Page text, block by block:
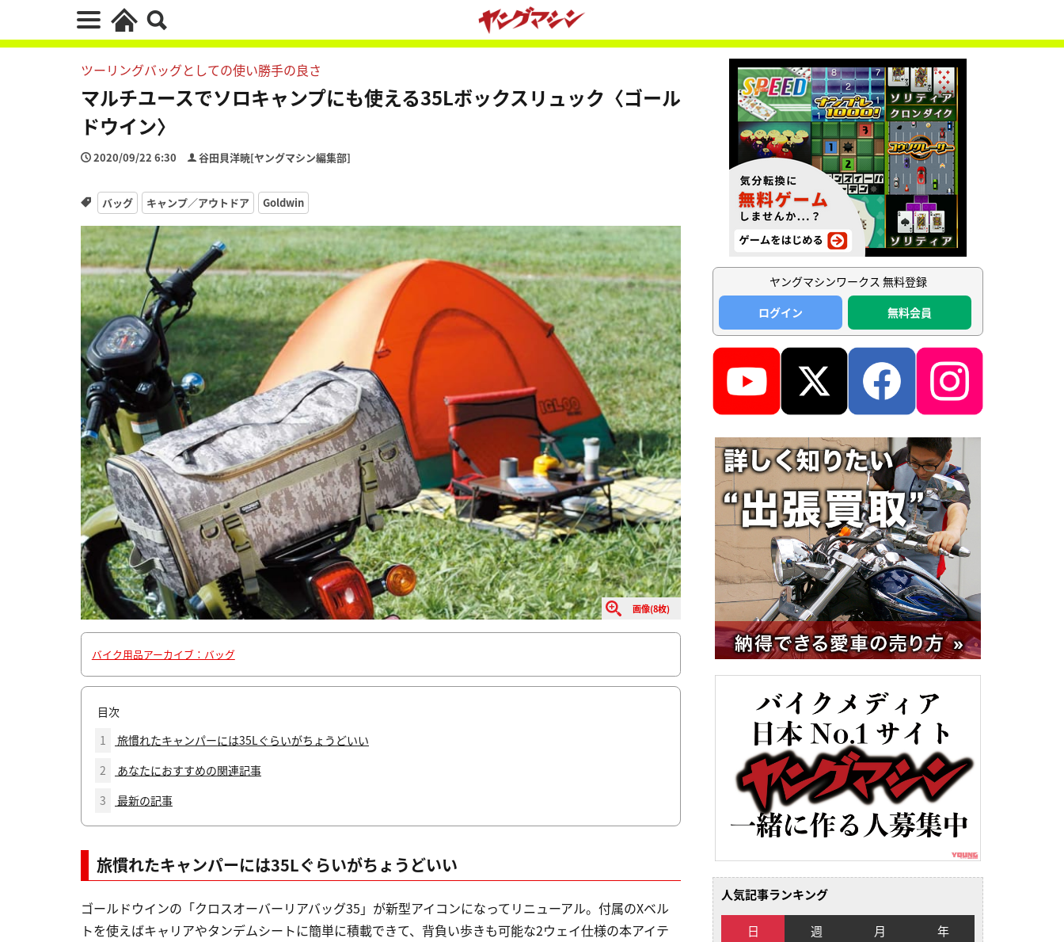
ツーリングバッグとしての使い勝手の良さ
マルチユースでソロキャンプにも使える35Lボックスリュック〈ゴール
ドウイン〉
2020/09/22 6:30 谷田貝洋暁[ヤングマシン編集部]
バッグ キャンプ／アウトドア Goldwin
画像(8枚)
バイク用品アーカイブ：バッグ
目次
1
旅慣れたキャンパーには35Lぐらいがちょうどいい
2
あなたにおすすめの関連記事
3
最新の記事
旅慣れたキャンパーには35Lぐらいがちょうどいい
ゴールドウインの「クロスオーバーリアバッグ35」が新型アイコンになってリニューアル。付属のXベル
トを使えばキャリアやタンデムシートに簡単に積載できて、背負い歩きも可能な2ウェイ仕様の本アイテ
ヤングマシンワークス 無料登録
ログイン
無料会員
人気記事ランキング
日 週 月 年